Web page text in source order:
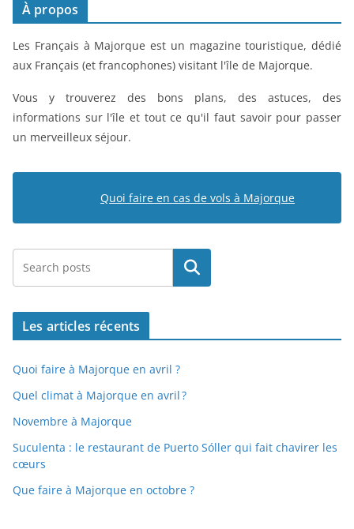
À propos
Les Français à Majorque est un magazine touristique, dédié
aux Français (et francophones) visitant l'île de Majorque.
Vous y trouverez des bons plans, des astuces, des
informations sur l'île et tout ce qu'il faut savoir pour passer
un merveilleux séjour.
Quoi faire en cas de vols à Majorque
Rechercher
Les articles récents
Quoi faire à Majorque en avril ?
Quel climat à Majorque en avril ?
Novembre à Majorque
Suculenta : le restaurant de Puerto Sóller qui fait chavirer les
cœurs
Que faire à Majorque en octobre ?